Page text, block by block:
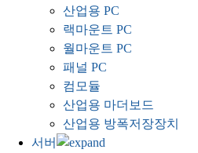
산업용 PC
랙마운트 PC
월마운트 PC
패널 PC
컴모듈
산업용 마더보드
산업용 방폭저장장치
서버